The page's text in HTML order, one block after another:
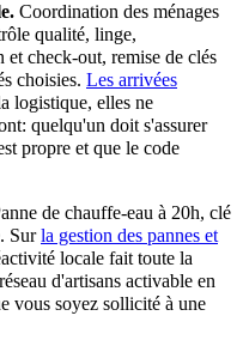
Coordination des ménages
qualité, linge,
et check-out, remise de clés
choisies. Les arrivées
logistique, elles ne
quelqu'un doit s'assurer
propre et que le code
de chauffe-eau à 20h, clé
Surla gestion des pannes et
locale fait toute la
d'artisans activable en
vous soyez sollicité à une